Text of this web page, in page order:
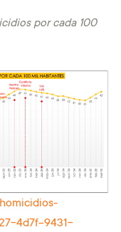
por cada 100
4d7f-9431-